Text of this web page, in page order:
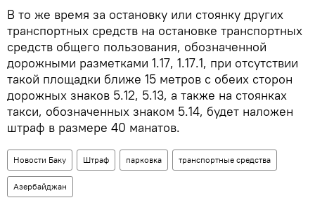
В то же время за остановку или стоянку других
транспортных средств на остановке транспортных
средств общего пользования, обозначенной
дорожными разметками 1.17, 1.17.1, при отсутствии
такой площадки ближе 15 метров с обеих сторон
дорожных знаков 5.12, 5.13, а также на стоянках
такси, обозначенных знаком 5.14, будет наложен
штраф в размере 40 манатов.
Новости Баку Штраф парковка транспортные средства
Азербайджан